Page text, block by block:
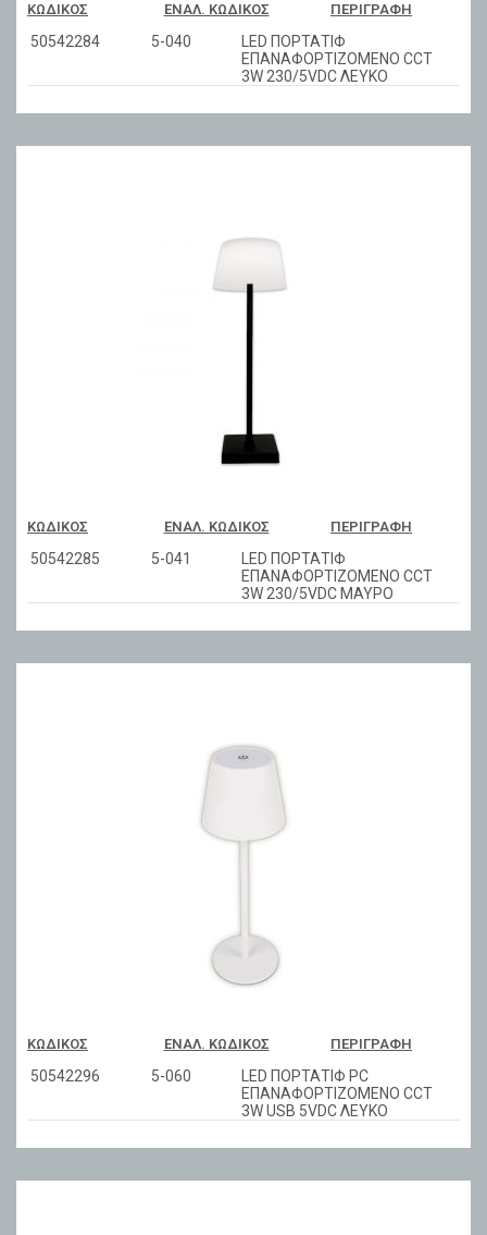
ΚΩΔΙΚΌΣ ΕΝΑΛ. ΚΩΔΙΚΌΣ ΠΕΡΙΓΡΑΦΉ
50542284 5-040
LED ΠΟΡΤΑΤΙΦ
ΕΠΑΝΑΦΟΡΤIZΟΜΕΝΟ CCT
3W 230/5VDC ΛΕΥΚΟ
ΚΩΔΙΚΌΣ ΕΝΑΛ. ΚΩΔΙΚΌΣ ΠΕΡΙΓΡΑΦΉ
50542285 5-041
LED ΠΟΡΤΑΤΙΦ
ΕΠΑΝΑΦΟΡΤIZΟΜΕΝΟ CCT
3W 230/5VDC ΜΑΥΡΟ
ΚΩΔΙΚΌΣ ΕΝΑΛ. ΚΩΔΙΚΌΣ ΠΕΡΙΓΡΑΦΉ
50542296 5-060
LED ΠΟΡΤΑΤΙΦ PC
ΕΠΑΝΑΦΟΡΤΙΖΟΜΕΝΟ CCT
3W USB 5VDC ΛΕΥΚΟ